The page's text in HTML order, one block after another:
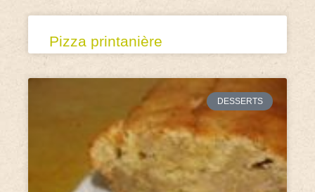
Pizza printanière
DESSERTS